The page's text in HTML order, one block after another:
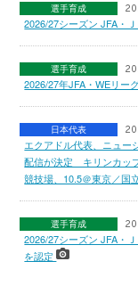
選手育成
2026/27シーズン JFA・
選手育成
2026/27年JFA・WEリー
日本代表
エクアドル代表、ニュー
配信が決定 キリンカッ
競技場、10.5＠東京／国
選手育成
2026/27シーズン JFA・
を認定